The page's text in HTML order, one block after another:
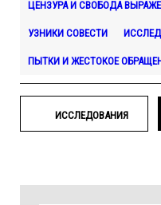
ЦЕНЗУРА И СВОБОДА
УЗНИКИ СОВЕСТИ
ПЫТКИ И ЖЕСТОКОЕ
ИССЛЕДОВАНИЯ